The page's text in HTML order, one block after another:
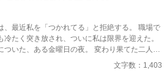
、最近私を「つかれてる」と拒絶する。 職場で
冷たく突き放され、ついに私は限界を迎えた。
ついた、ある金曜日の夜。 変わり果てた二人の
い結末を迎える。
文字数：1,403